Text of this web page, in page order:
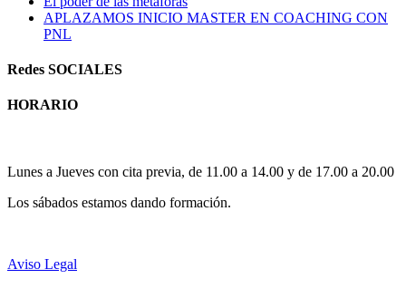
APLAZAMOS INICIO MASTER EN COACHING CON
PNL
Redes SOCIALES
HORARIO
Lunes a Jueves con cita previa, de 11.00 a 14.00 y de 17.00 a 20.00
Los sábados estamos dando formación.
Aviso Legal